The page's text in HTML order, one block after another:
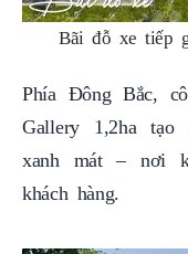
Bãi đỗ xe tiếp
Phía Đông Bắc,
Gallery 1,2ha
xanh mát – nơi
khách hàng.